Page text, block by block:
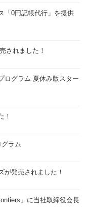
「0円記帳代行」を提供
されました！
ログラム 夏休み版スター
！
グラム
が発売されました！
」に当社取締役会長